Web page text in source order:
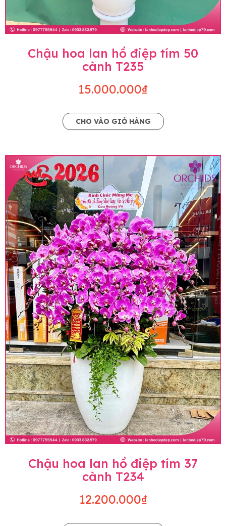
Chậu hoa lan hồ điệp tím 50
cành T235
15.000.000₫
CHO VÀO GIỎ HÀNG
Chậu hoa lan hồ điệp tím 37
cành T234
12.200.000₫